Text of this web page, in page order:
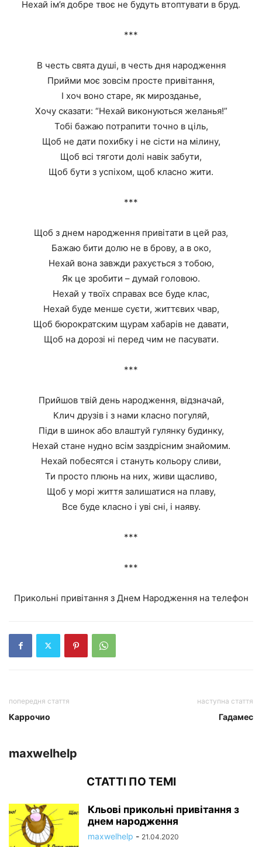
Нехай ім’я добре твоє не будуть втоптувати в бруд.
***
В честь свята душі, в честь дня народження
Прийми моє зовсім просте привітання,
І хоч воно старе, як мирозданье,
Хочу сказати: “Нехай виконуються желанья!”
Тобі бажаю потрапити точно в ціль,
Щоб не дати похибку і не сісти на мілину,
Щоб всі тяготи долі навік забути,
Щоб бути з успіхом, щоб класно жити.
***
Щоб з днем народження привітати в цей раз,
Бажаю бити долю не в брову, а в око,
Нехай вона завжди рахується з тобою,
Як це зробити – думай головою.
Нехай у твоїх справах все буде клас,
Нехай буде менше суєти, життєвих чвар,
Щоб бюрократским щурам хабарів не давати,
Щоб на дорозі ні перед чим не пасувати.
***
Прийшов твій день народження, відзначай,
Клич друзів і з нами класно погуляй,
Піди в шинок або влаштуй гулянку будинку,
Нехай стане нудно всім заздрісним знайомим.
Нехай побесятся і стануть кольору сливи,
Ти просто плюнь на них, живи щасливо,
Щоб у морі життя залишатися на плаву,
Все буде класно і уві сні, і наяву.
***
***
Прикольні привітання з Днем Народження на телефон
попередня стаття
Каррочио
наступна стаття
Гадамес
maxwelhelp
СТАТТІ ПО ТЕМІ
Кльові прикольні привітання з
днем народження
maxwelhelp - 21.04.2020